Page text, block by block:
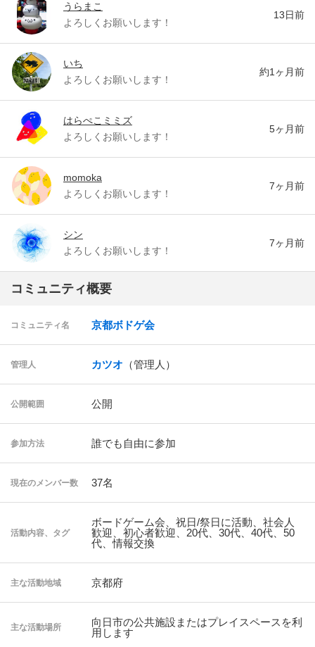
うらまこ
よろしくお願いします！
13日前
いち
よろしくお願いします！
約1ヶ月前
はらぺこミミズ
よろしくお願いします！
5ヶ月前
momoka
よろしくお願いします！
7ヶ月前
シン
よろしくお願いします！
7ヶ月前
コミュニティ概要
コミュニティ名 京都ボドゲ会
管理人 カツオ （管理人）
公開範囲 公開
参加方法 誰でも自由に参加
現在のメンバー数 37名
活動内容、タグ
ボードゲーム会、祝日/祭日に活動、社会人
歓迎、初心者歓迎、20代、30代、40代、50
代、情報交換
主な活動地域 京都府
主な活動場所
向日市の公共施設またはプレイスペースを利
用します